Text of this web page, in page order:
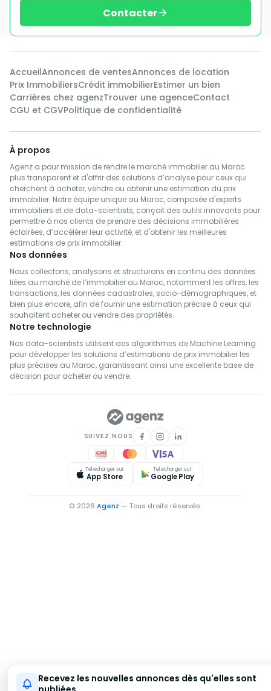
Contacter
Recevez les nouvelles annonces dès qu'elles sont
AccueilAnnonces de ventesAnnonces de location
Prix ImmobiliersCrédit immobilierEstimer un bien
Carrières chez agenzTrouver une agenceContact
CGU et CGVPolitique de confidentialité
À propos
Agenz a pour mission de rendre le marché immobilier au Maroc
plus transparent et d'offrir des solutions d’analyse pour ceux qui
cherchent à acheter, vendre ou obtenir une estimation du prix
immobilier. Notre équipe unique au Maroc, composée d'experts
immobiliers et de data-scientists, conçoit des outils innovants pour
permettre à nos clients de prendre des décisions immobilières
éclairées, d’accélérer leur activité, et d'obtenir les meilleures
estimations de prix immobilier.
Nos données
Nous collectons, analysons et structurons en continu des données
liées au marché de l’immobilier au Maroc, notamment les offres, les
transactions, les données cadastrales, socio-démographiques, et
bien plus encore, afin de fournir une estimation précise à ceux qui
souhaitent acheter ou vendre des propriétés.
Notre technologie
Nos data-scientists utilisent des algorithmes de Machine Learning
pour développer les solutions d’estimations de prix immobilier les
plus précises au Maroc, garantissant ainsi une excellente base de
décision pour acheter ou vendre.
SUIVEZ NOUS
Telecharger sur
App Store
Telecharger sur
Google Play
© 2026Agenz — Tous droits réservés.